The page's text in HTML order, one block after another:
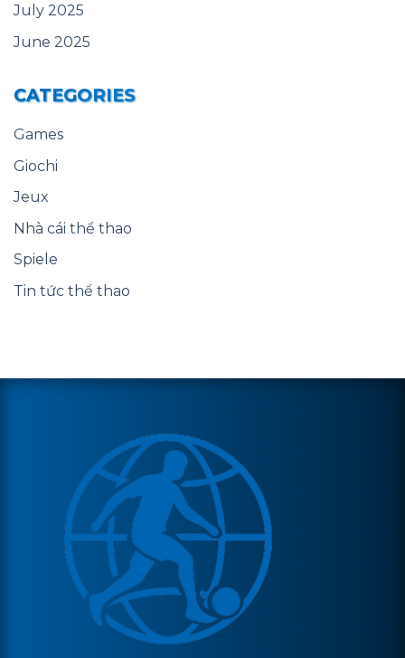
July 2025
June 2025
CATEGORIES
Games
Giochi
Jeux
Nhà cái thể thao
Spiele
Tin tức thể thao